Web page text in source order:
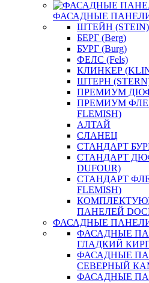
ФАСАДНЫЕ ПАНЕЛИ
ШТЕЙН (STEIN)
БЕРГ (Berg)
БУРГ (Burg)
ФЕЛС (Fels)
КЛИНКЕР
ШТЕРН
ПРЕМИУМ
ПРЕМИУМ
FLEMISH)
АЛТАЙ
СЛАНЕЦ
СТАНДАРТ
СТАНДАРТ
DUFOUR)
СТАНДАРТ
FLEMISH)
ПАНЕЛЕЙ
ФАСАДНЫЕ ПАНЕЛИ
ФАСАДНЫЕ
ГЛАДКИЙ
ФАСАДНЫЕ
СЕВЕРНЫЙ
ФАСАДНЫЕ